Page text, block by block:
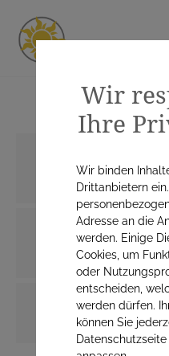
Wir
Ihre
Wir binden
Drittanbietern
Adresse an die
werden. Einige
Cookies, um
oder
entscheiden,
werden dürfen.
können Sie